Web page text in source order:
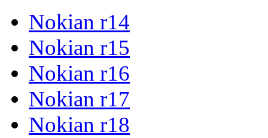
Nokian r14
Nokian r15
Nokian r16
Nokian r17
Nokian r18